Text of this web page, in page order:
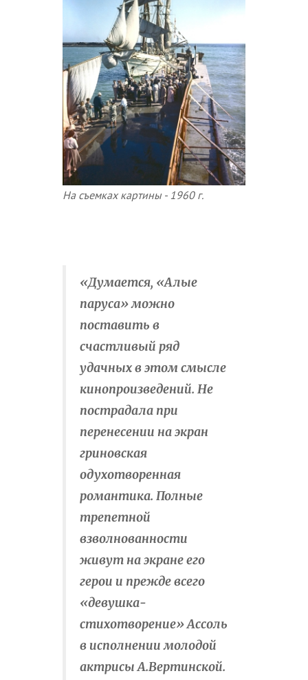
На съемках картины - 1960 г.
«Думается, «Алые
паруса» можно
поставить в
счастливый ряд
удачных в этом смысле
кинопроизведений. Не
пострадала при
перенесении на экран
гриновская
одухотворенная
романтика. Полные
трепетной
взволнованности
живут на экране его
герои и прежде всего
«девушка-
стихотворение» Ассоль
в исполнении молодой
актрисы А.Вертинской.